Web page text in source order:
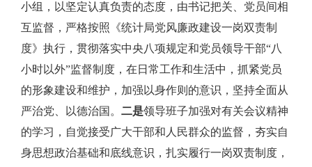
小组，以坚定认真负责的态度，由书记把关、党员间相
互监督，严格按照《统计局党风廉政建设一岗双责制
度》执行，贯彻落实中央八项规定和党员领导干部“八
小时以外”监督制度，在日常工作和生活中，抓紧党员
的形象建设和维护，加强以身作则的意识，坚持全面从
严治党、以德治国。 二是领导班子加强对有关会议精神
的学习，自觉接受广大干部和人民群众的监督，夯实自
身思想政治基础和底线意识，扎实履行一岗双责制度，